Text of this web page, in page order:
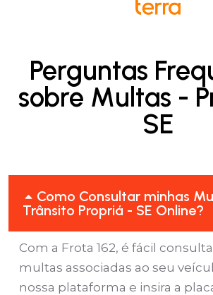
Perguntas
sobre Multas -
SE
Como Consultar minhas
Trânsito Propriá - SE Online?
Com a Frota 162, é fácil
multas associadas ao seu
nossa plataforma e insira a